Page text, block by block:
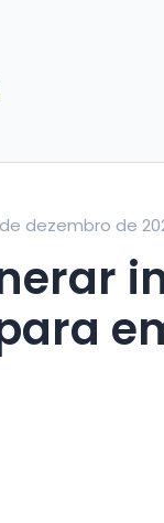
dezembro de